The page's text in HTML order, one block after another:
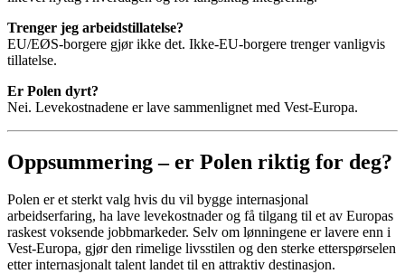
Trenger jeg arbeidstillatelse?
EU/EØS-borgere gjør ikke det. Ikke-EU-borgere trenger vanligvis
tillatelse.
Er Polen dyrt?
Nei. Levekostnadene er lave sammenlignet med Vest-Europa.
Oppsummering – er Polen riktig for deg?
Polen er et sterkt valg hvis du vil bygge internasjonal
arbeidserfaring, ha lave levekostnader og få tilgang til et av Europas
raskest voksende jobbmarkeder. Selv om lønningene er lavere enn i
Vest-Europa, gjør den rimelige livsstilen og den sterke etterspørselen
etter internasjonalt talent landet til en attraktiv destinasjon.